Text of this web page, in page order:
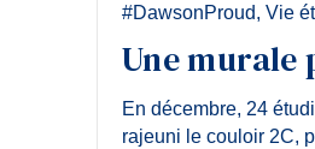
#DawsonProud, Vie
Une
En décembre, 24
rajeuni le couloir 2C,